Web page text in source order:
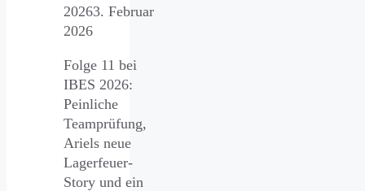
20263. Februar
2026
Folge 11 bei
IBES 2026:
Peinliche
Teamprüfung,
Ariels neue
Lagerfeuer-
Story und ein